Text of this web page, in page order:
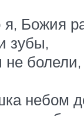
я, Божия
зубы,
небом